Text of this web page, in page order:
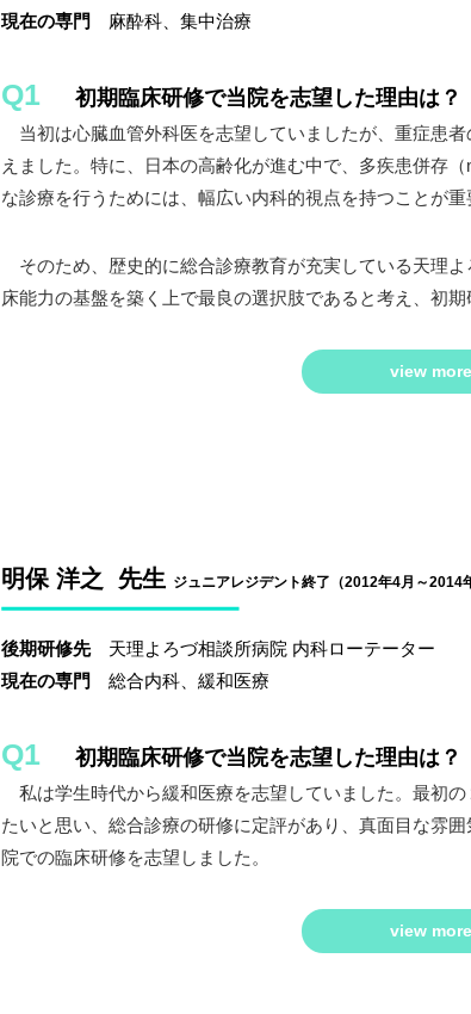
現在の専門
麻酔科、集中治療
Q1 初期臨床研修で当院を志望した理由は？
当初は心臓血管外科医を志望していましたが、重症患
えました。特に、日本の高齢化が進む中で、多疾患併存
な診療を行うためには、幅広い内科的視点を持つことが重
そのため、歴史的に総合診療教育が充実している天理
床能力の基盤を築く上で最良の選択肢であると考え、初期
view more
明保 洋之 先生 ジュニアレジデント終了（2012年4月～2014
後期研修先天理よろづ相談所病院 内科ローテーター
現在の専門
総合内科、緩和医療
Q1 初期臨床研修で当院を志望した理由は？
私は学生時代から緩和医療を志望していました。最初
たいと思い、総合診療の研修に定評があり、真面目な雰
院での臨床研修を志望しました。
view more